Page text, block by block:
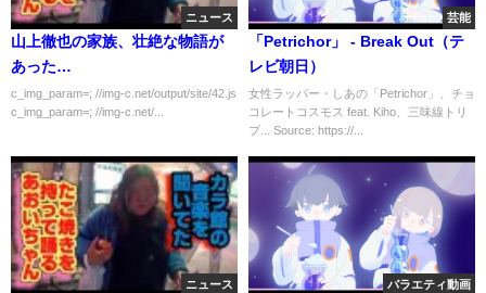
ニュース
山上徹也の家族、壮絶な物語が
あった…
c_img_param=; //img-c.net/output/site/42.js
c_img_param=; //img-c.net/...
芸能
「Petrichor」 - Break Out（テ
レビ朝日）
女性ラッパー・しあの「Petrichor」、チョ
コレートコスモス feat. Kiho、三味線トリ
プ... Source: https://...
ニュース バラエティ動画